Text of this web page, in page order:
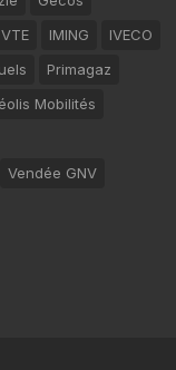
IMING
IVECO
Primagaz
Mobilités
Vendée GNV